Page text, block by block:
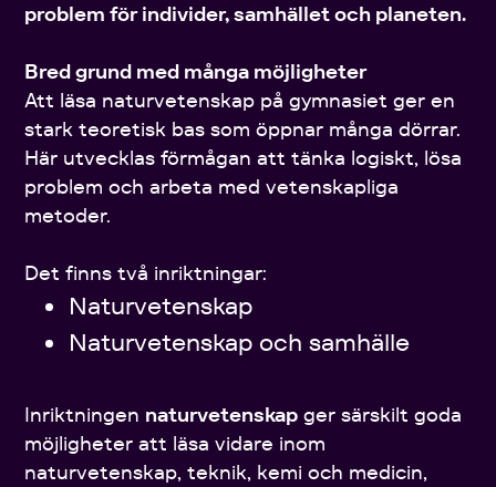
problem för individer, samhället och planeten.
Bred grund med många möjligheter
Att läsa naturvetenskap på gymnasiet ger en
stark teoretisk bas som öppnar många dörrar.
Här utvecklas förmågan att tänka logiskt, lösa
problem och arbeta med vetenskapliga
metoder.
Det finns två inriktningar:
Naturvetenskap
Naturvetenskap och samhälle
Inriktningen naturvetenskap ger särskilt goda
möjligheter att läsa vidare inom
naturvetenskap, teknik, kemi och medicin,